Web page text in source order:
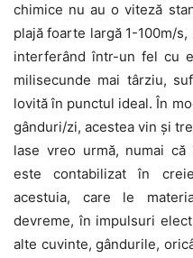
chimice nu au o viteză
plajă foarte largă 1-100m/
interferând într-un fel cu
milisecunde mai târziu,
lovită în punctul ideal. În
gânduri/zi, acestea vin și
lase vreo urmă, numai
este contabilizat în
acestuia, care le
devreme, în impulsuri
alte cuvinte, gândurile,